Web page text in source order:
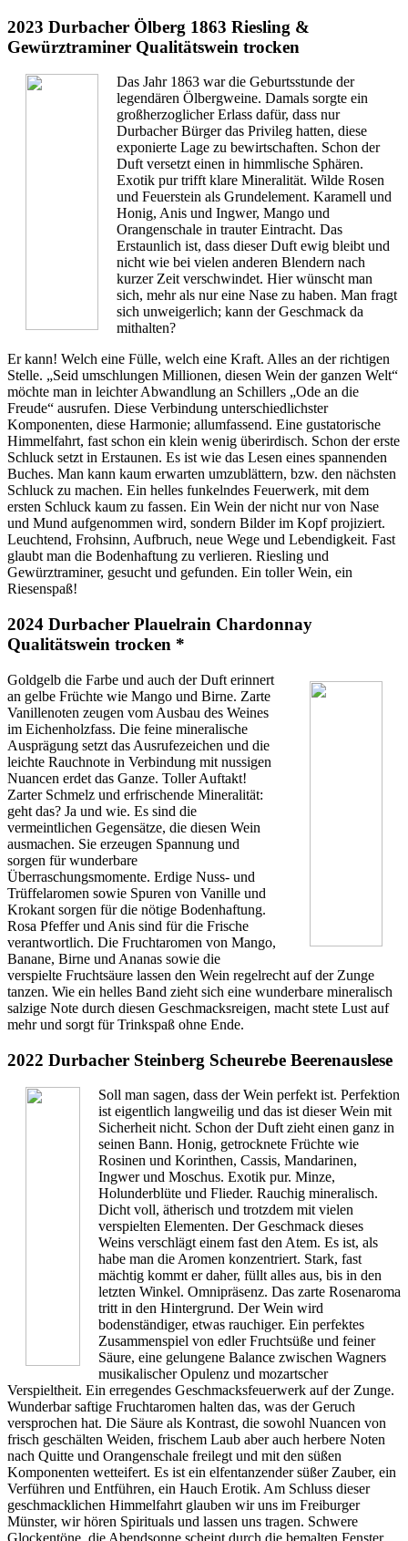
2023 Durbacher Ölberg 1863 Riesling &
Gewürztraminer Qualitätswein trocken
Das Jahr 1863 war die Geburtsstunde der
legendären Ölbergweine. Damals sorgte ein
großherzoglicher Erlass dafür, dass nur
Durbacher Bürger das Privileg hatten, diese
exponierte Lage zu bewirtschaften. Schon der
Duft versetzt einen in himmlische Sphären.
Exotik pur trifft klare Mineralität. Wilde Rosen
und Feuerstein als Grundelement. Karamell und
Honig, Anis und Ingwer, Mango und
Orangenschale in trauter Eintracht. Das
Erstaunlich ist, dass dieser Duft ewig bleibt und
nicht wie bei vielen anderen Blendern nach
kurzer Zeit verschwindet. Hier wünscht man
sich, mehr als nur eine Nase zu haben. Man fragt
sich unweigerlich; kann der Geschmack da
mithalten?
Er kann! Welch eine Fülle, welch eine Kraft. Alles an der richtigen
Stelle. „Seid umschlungen Millionen, diesen Wein der ganzen Welt“
möchte man in leichter Abwandlung an Schillers „Ode an die
Freude“ ausrufen. Diese Verbindung unterschiedlichster
Komponenten, diese Harmonie; allumfassend. Eine gustatorische
Himmelfahrt, fast schon ein klein wenig überirdisch. Schon der erste
Schluck setzt in Erstaunen. Es ist wie das Lesen eines spannenden
Buches. Man kann kaum erwarten umzublättern, bzw. den nächsten
Schluck zu machen. Ein helles funkelndes Feuerwerk, mit dem
ersten Schluck kaum zu fassen. Ein Wein der nicht nur von Nase
und Mund aufgenommen wird, sondern Bilder im Kopf projiziert.
Leuchtend, Frohsinn, Aufbruch, neue Wege und Lebendigkeit. Fast
glaubt man die Bodenhaftung zu verlieren. Riesling und
Gewürztraminer, gesucht und gefunden. Ein toller Wein, ein
Riesenspaß!
2024 Durbacher Plauelrain Chardonnay
Qualitätswein trocken *
Goldgelb die Farbe und auch der Duft erinnert
an gelbe Früchte wie Mango und Birne. Zarte
Vanillenoten zeugen vom Ausbau des Weines
im Eichenholzfass. Die feine mineralische
Ausprägung setzt das Ausrufezeichen und die
leichte Rauchnote in Verbindung mit nussigen
Nuancen erdet das Ganze. Toller Auftakt!
Zarter Schmelz und erfrischende Mineralität:
geht das? Ja und wie. Es sind die
vermeintlichen Gegensätze, die diesen Wein
ausmachen. Sie erzeugen Spannung und
sorgen für wunderbare
Überraschungsmomente. Erdige Nuss- und
Trüffelaromen sowie Spuren von Vanille und
Krokant sorgen für die nötige Bodenhaftung.
Rosa Pfeffer und Anis sind für die Frische
verantwortlich. Die Fruchtaromen von Mango,
Banane, Birne und Ananas sowie die
verspielte Fruchtsäure lassen den Wein regelrecht auf der Zunge
tanzen. Wie ein helles Band zieht sich eine wunderbare mineralisch
salzige Note durch diesen Geschmacksreigen, macht stete Lust auf
mehr und sorgt für Trinkspaß ohne Ende.
2022 Durbacher Steinberg Scheurebe Beerenauslese
Soll man sagen, dass der Wein perfekt ist. Perfektion
ist eigentlich langweilig und das ist dieser Wein mit
Sicherheit nicht. Schon der Duft zieht einen ganz in
seinen Bann. Honig, getrocknete Früchte wie
Rosinen und Korinthen, Cassis, Mandarinen,
Ingwer und Moschus. Exotik pur. Minze,
Holunderblüte und Flieder. Rauchig mineralisch.
Dicht voll, ätherisch und trotzdem mit vielen
verspielten Elementen. Der Geschmack dieses
Weins verschlägt einem fast den Atem. Es ist, als
habe man die Aromen konzentriert. Stark, fast
mächtig kommt er daher, füllt alles aus, bis in den
letzten Winkel. Omnipräsenz. Das zarte Rosenaroma
tritt in den Hintergrund. Der Wein wird
bodenständiger, etwas rauchiger. Ein perfektes
Zusammenspiel von edler Fruchtsüße und feiner
Säure, eine gelungene Balance zwischen Wagners
musikalischer Opulenz und mozartscher
Verspieltheit. Ein erregendes Geschmacksfeuerwerk auf der Zunge.
Wunderbar saftige Fruchtaromen halten das, was der Geruch
versprochen hat. Die Säure als Kontrast, die sowohl Nuancen von
frisch geschälten Weiden, frischem Laub aber auch herbere Noten
nach Quitte und Orangenschale freilegt und mit den süßen
Komponenten wetteifert. Es ist ein elfentanzender süßer Zauber, ein
Verführen und Entführen, ein Hauch Erotik. Am Schluss dieser
geschmacklichen Himmelfahrt glauben wir uns im Freiburger
Münster, wir hören Spirituals und lassen uns tragen. Schwere